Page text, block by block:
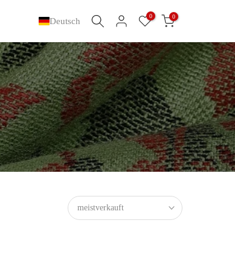
Deutsch 0 0
meistverkauft